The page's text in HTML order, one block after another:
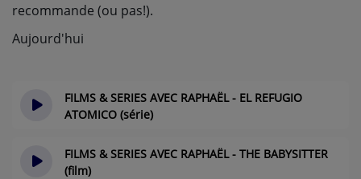
recommande (ou pas!).
Aujourd'hui
FILMS & SERIES AVEC RAPHAËL - EL REFUGIO
ATOMICO (série)
FILMS & SERIES AVEC RAPHAËL - THE BABYSITTER
(film)